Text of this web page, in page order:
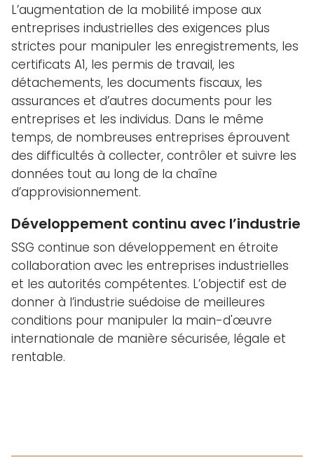
L’augmentation de la mobilité impose aux
entreprises industrielles des exigences plus
strictes pour manipuler les enregistrements, les
certificats A1, les permis de travail, les
détachements, les documents fiscaux, les
assurances et d’autres documents pour les
entreprises et les individus. Dans le même
temps, de nombreuses entreprises éprouvent
des difficultés à collecter, contrôler et suivre les
données tout au long de la chaîne
d’approvisionnement.
Développement continu avec l’industrie
SSG continue son développement en étroite
collaboration avec les entreprises industrielles
et les autorités compétentes. L’objectif est de
donner à l’industrie suédoise de meilleures
conditions pour manipuler la main-d'œuvre
internationale de manière sécurisée, légale et
rentable.